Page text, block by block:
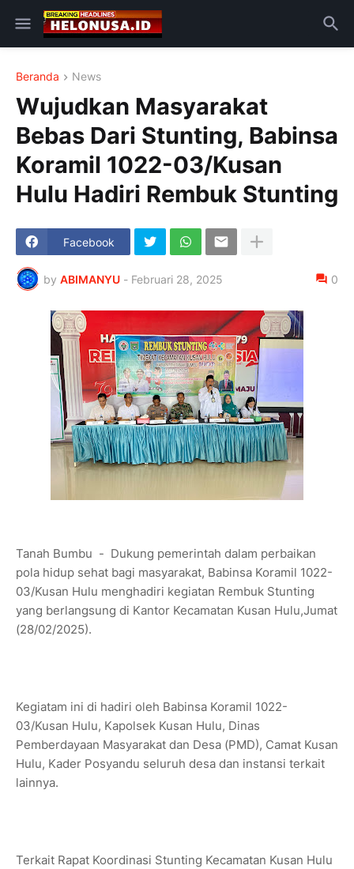
Beranda News
Wujudkan Masyarakat
Bebas Dari Stunting, Babinsa
Koramil 1022-03/Kusan
Hulu Hadiri Rembuk Stunting
Facebook
by ABIMANYU - Februari 28, 2025 0
Tanah Bumbu - Dukung pemerintah dalam perbaikan
pola hidup sehat bagi masyarakat, Babinsa Koramil 1022-
03/Kusan Hulu menghadiri kegiatan Rembuk Stunting
yang berlangsung di Kantor Kecamatan Kusan Hulu,Jumat
(28/02/2025).
Kegiatam ini di hadiri oleh Babinsa Koramil 1022-
03/Kusan Hulu, Kapolsek Kusan Hulu, Dinas
Pemberdayaan Masyarakat dan Desa (PMD), Camat Kusan
Hulu, Kader Posyandu seluruh desa dan instansi terkait
lainnya.
Terkait Rapat Koordinasi Stunting Kecamatan Kusan Hulu